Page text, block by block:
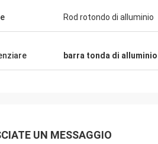
Rod rotondo di alluminio
barra tonda di alluminio
UN MESSAGGIO